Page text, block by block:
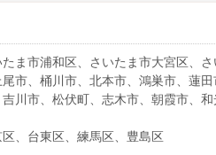
ま市浦和区、さいたま市大宮区、
市、桶川市、北本市、鴻巣市、蓮
川市、松伏町、志木市、朝霞市、
、台東区、練馬区、豊島区